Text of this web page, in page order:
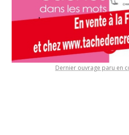
Dernier ouvrage paru en